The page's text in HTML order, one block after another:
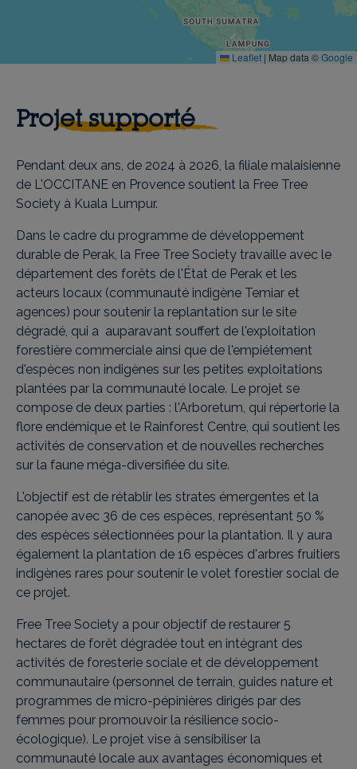
Leaflet | Map data ©Google
Projet supporté
Pendant deux ans, de 2024 à 2026, la filiale malaisienne
de L'OCCITANE en Provence soutient la Free Tree
Society à Kuala Lumpur.
Dans le cadre du programme de développement
durable de Perak, la Free Tree Society travaille avec le
département des forêts de l'État de Perak et les
acteurs locaux (communauté indigène Temiar et
agences) pour soutenir la replantation sur le site
dégradé, qui a auparavant souffert de l'exploitation
forestière commerciale ainsi que de l'empiétement
d'espèces non indigènes sur les petites exploitations
plantées par la communauté locale. Le projet se
compose de deux parties : l'Arboretum, qui répertorie la
flore endémique et le Rainforest Centre, qui soutient les
activités de conservation et de nouvelles recherches
sur la faune méga-diversifiée du site.
L'objectif est de rétablir les strates émergentes et la
canopée avec 36 de ces espèces, représentant 50 %
des espèces sélectionnées pour la plantation. Il y aura
également la plantation de 16 espèces d'arbres fruitiers
indigènes rares pour soutenir le volet forestier social de
ce projet.
Free Tree Society a pour objectif de restaurer 5
hectares de forêt dégradée tout en intégrant des
activités de foresterie sociale et de développement
communautaire (personnel de terrain, guides nature et
programmes de micro-pépinières dirigés par des
femmes pour promouvoir la résilience socio-
écologique). Le projet vise à sensibiliser la
communauté locale aux avantages économiques et